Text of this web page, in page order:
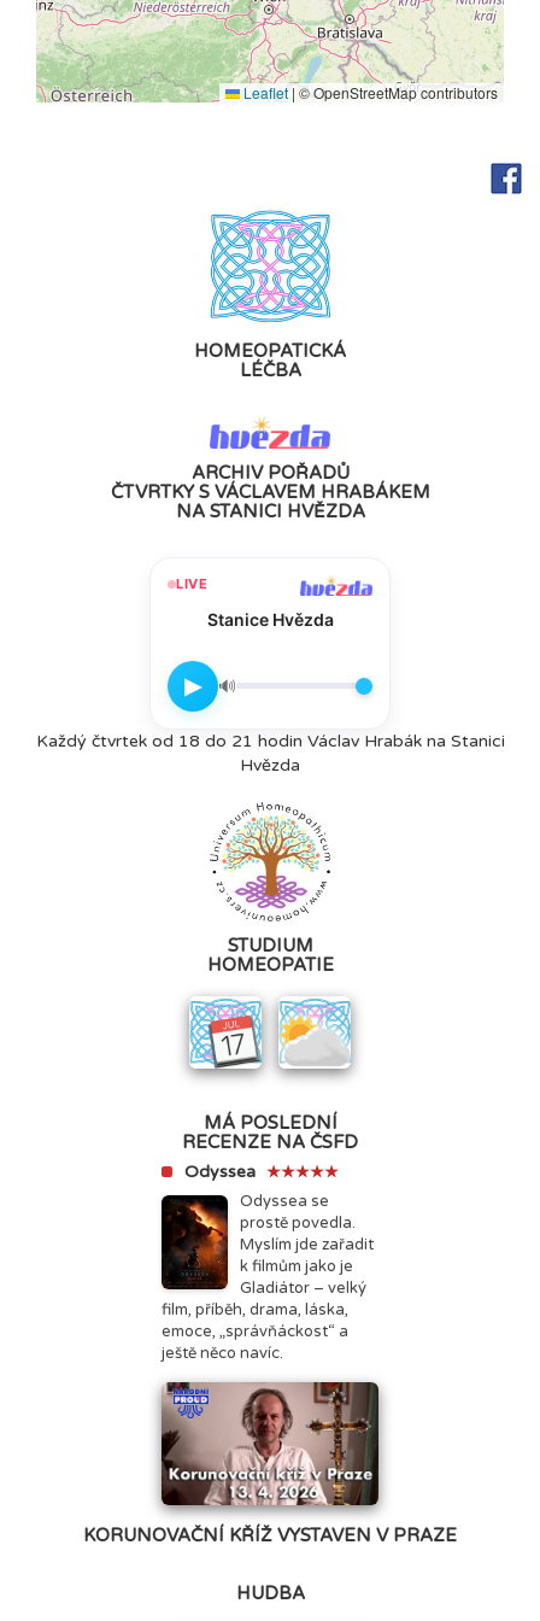
Leaflet | © OpenStreetMap contributors
HOMEOPATICKÁ
LÉČBA
ARCHIV POŘADŮ
ČTVRTKY S VÁCLAVEM HRABÁKEM
NA STANICI HVĚZDA
LIVE
Stanice Hvězda
▶ 🔊
Každý čtvrtek od 18 do 21 hodin Václav Hrabák na Stanici
Hvězda
STUDIUM
HOMEOPATIE
MÁ POSLEDNÍ
RECENZE NA ČSFD
Odyssea ★★★★★
Odyssea se
prostě povedla.
Myslím jde zařadit
k filmům jako je
Gladiátor – velký
film, příběh, drama, láska,
emoce, „správňáckost“ a
ještě něco navíc.
KORUNOVAČNÍ KŘÍŽ VYSTAVEN V PRAZE
HUDBA